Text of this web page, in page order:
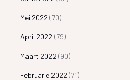
Mei 2022 (70)
April 2022 (79)
Maart 2022 (90)
Februarie 2022 (71)